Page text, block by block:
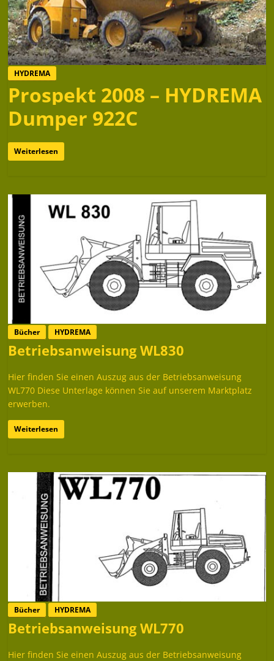
HYDREMA
Prospekt 2008 – HYDREMA
Dumper 922C
Weiterlesen
Bücher HYDREMA
Betriebsanweisung WL830
Hier finden Sie einen Auszug aus der Betriebsanweisung
WL770 Diese Unterlage können Sie auf unserem Marktplatz
erwerben.
Weiterlesen
Bücher HYDREMA
Betriebsanweisung WL770
Hier finden Sie einen Auszug aus der Betriebsanweisung